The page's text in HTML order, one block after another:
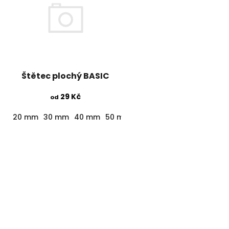
Štětec plochý BASIC
od 29 Kč
20 mm 30 mm 40 mm 50 mm